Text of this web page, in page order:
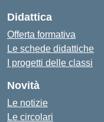
Didattica
Offerta formativa
Le schede didattiche
I progetti delle classi
Novità
Le notizie
Le circolari